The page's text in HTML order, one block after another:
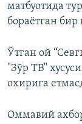
матбуотида
бораётган бир
Ўтган ой
"Зўр ТВ"
охирига
Оммавий